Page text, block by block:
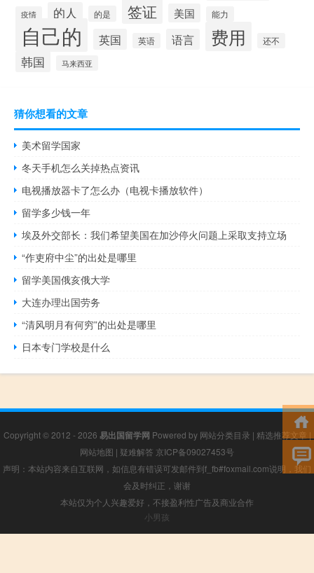
疫情 的人 的是 签证 美国 能力
自己的 英国 英语 语言 费用 还不
韩国 马来西亚
猜你想看的文章
美术留学国家
冬天手机怎么关掉热点资讯
电视播放器卡了怎么办（电视卡播放软件）
留学多少钱一年
埃及外交部长：我们希望美国在加沙停火问题上采取支持立场
“作吏府中尘”的出处是哪里
留学美国俄亥俄大学
大连办理出国劳务
“清风明月有何穷”的出处是哪里
日本专门学校是什么
Copyright © 2012 - 2026 易出国留学网 Powered by 网站分类目录 | 精选推荐文章 |
网站地图 | 疑难解答 京ICP备09027453号
声明：本站内容来自互联网，如信息有错误可发邮件到f_fb#foxmail.com说明，我们
会及时纠正，谢谢
本站仅为个人兴趣爱好，不接盈利性广告及商业合作
小男孩